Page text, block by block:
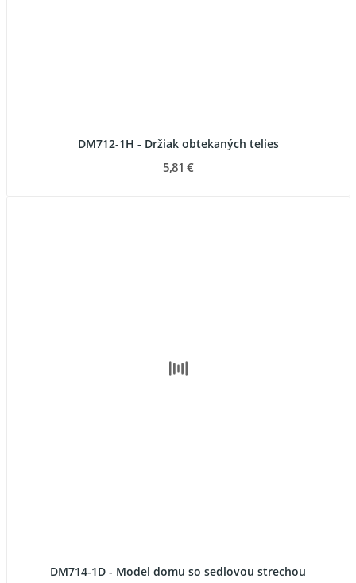
DM712-1H - Držiak obtekaných telies
5,81 €
DM714-1D - Model domu so sedlovou strechou